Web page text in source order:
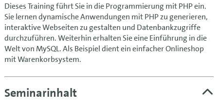
Dieses Training führt Sie in die Programmierung mit PHP ein.
Sie lernen dynamische Anwendungen mit PHP zu generieren,
interaktive Webseiten zu gestalten und Datenbankzugriffe
durchzuführen. Weiterhin erhalten Sie eine Einführung in die
Welt von MySQL. Als Beispiel dient ein einfacher Onlineshop
mit Warenkorbsystem.
Seminarinhalt